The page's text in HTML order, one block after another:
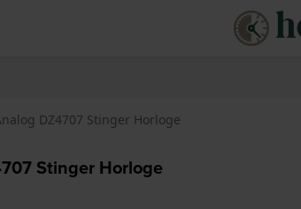
DZ4707 Stinger Horloge
Stinger Horloge